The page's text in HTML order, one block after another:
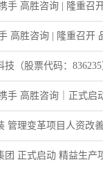
手 高胜咨询 | 隆重召
高胜咨询 | 隆重召开
技（股票代码：
变革项目
手 高胜咨询｜正式启
管理变革项目人资改
团 正式启动 精益生产